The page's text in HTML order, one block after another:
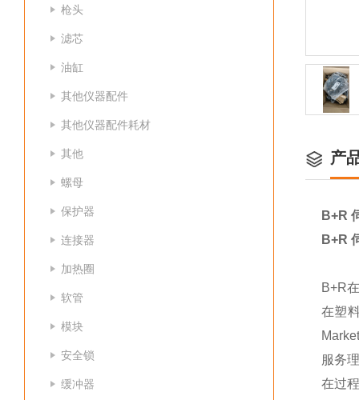
枪头
滤芯
油缸
其他仪器配件
其他仪器配件耗材
其他
螺母
保护器
连接器
加热圈
软管
模块
安全锁
缓冲器
产
B+R
B+R
B+R
在塑
服务
在过